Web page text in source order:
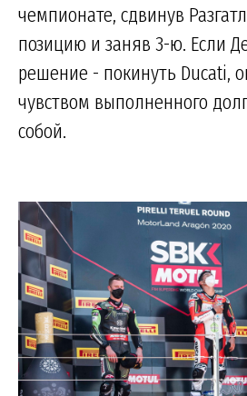
чемпионате, сдвинув
позицию и заняв 3-ю. Если
решение - покинуть Ducati,
чувством выполненного
собой.